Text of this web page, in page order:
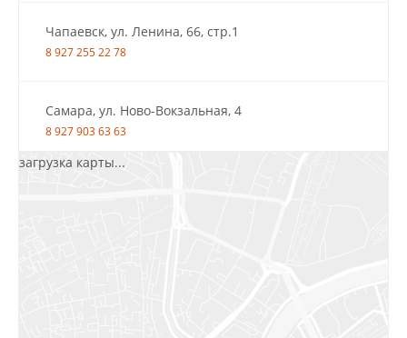
Чапаевск, ул. Ленина, 66, стр.1
8 927 255 22 78
Самара, ул. Ново-Вокзальная, 4
8 927 903 63 63
загрузка карты...